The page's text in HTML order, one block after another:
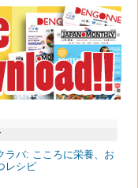
ラバ: こころに栄養、お
レシピ